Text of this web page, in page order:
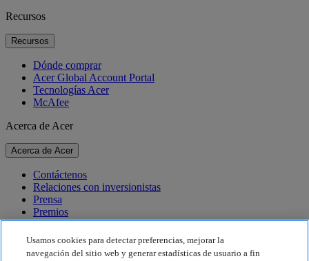
Recursos
Recursos
Dónde comprar
Acer Global Account Portal
Tecnologías Acer
McAfee
Acerca de Acer
Acerca de Acer
Contáctenos
Relaciones con inversionistas
Prensa
Premios
Eventos
Sostenibilidad
Usamos cookies para detectar preferencias, mejorar la
navegación del sitio web y generar estadísticas de usuario a fin